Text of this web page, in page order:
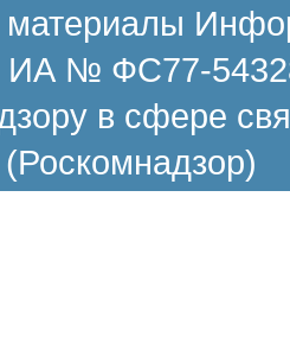
ИА № ФС77-
в сфере